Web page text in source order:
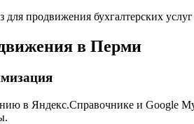
для продвижения бухгалтерских
в Перми
в Яндекс.Справочнике и Google